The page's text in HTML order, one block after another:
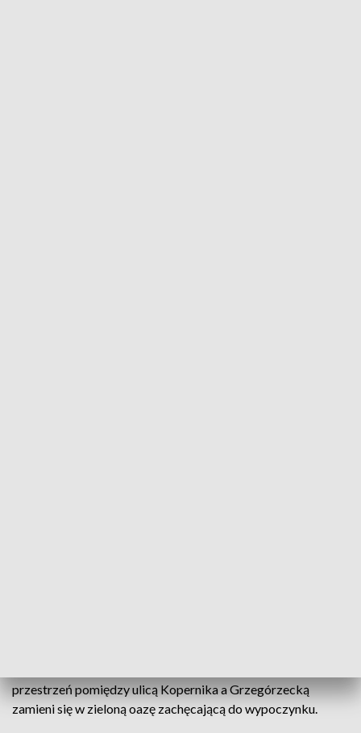
przestrzeń pomiędzy ulicą Kopernika a Grzegórzecką
zamieni się w zieloną oazę zachęcającą do wypoczynku.